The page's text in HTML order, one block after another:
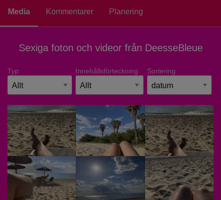
Media Kommentarer Planering
Sexiga foton och videor från DeesseBleue
Typ Innehållsförteckning Sortering